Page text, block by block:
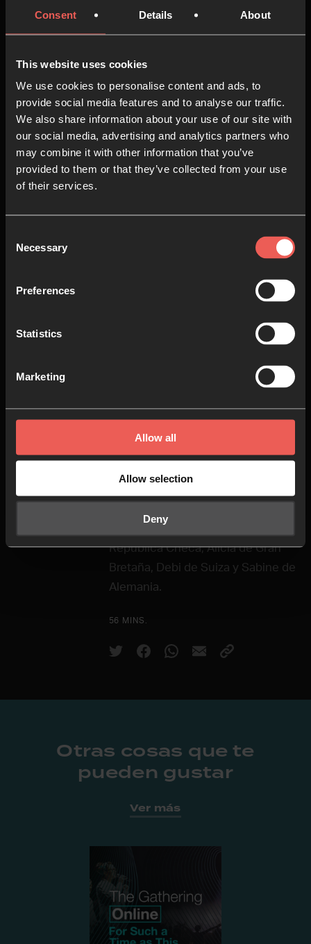
Consent Details About
This website uses cookies
We use cookies to personalise content and ads, to
provide social media features and to analyse our traffic.
We also share information about your use of our site with
our social media, advertising and analytics partners who
may combine it with other information that you’ve
provided to them or that they’ve collected from your use
of their services.
Selection
Necessary
Preferences
Statistics
Marketing
Allow all
Allow selection
Deny
Pete Portal habló con fuerza de lo
que significa ser un movimiento
nuestro dolor puede transferirse a
los demás o transformarse
entregándoselo a Dios. "Un
movimiento de oración sin éxito
se medirá por dos métricas: la
amar a los pobres... Necesitamos
nuestra vida está más allá de
4
Comenzamos nuestro Encuentro
de este año pidiendo a algunos de
Christelle de Líbano, Šárka de
República Checa, Alicia de Gran
Bretaña, Debi de Suiza y Sabine de
Alemania.
56 MINS.
Otras cosas que te
pueden gustar
Ver más